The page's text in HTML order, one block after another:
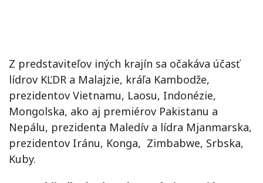
Z predstaviteľov iných krajín sa očakáva účasť
lídrov KĽDR a Malajzie, kráľa Kambodže,
prezidentov Vietnamu, Laosu, Indonézie,
Mongolska, ako aj premiérov Pakistanu a
Nepálu, prezidenta Maledív a lídra Mjanmarska,
prezidentov Iránu, Konga, Zimbabwe, Srbska,
Kuby.